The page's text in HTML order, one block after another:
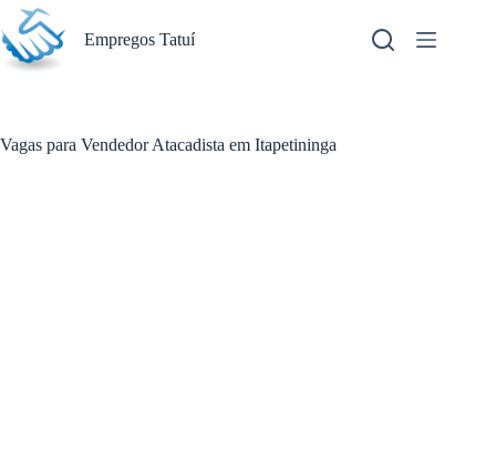
Pular
para
o
conteúdo
Empregos Tatuí
Vagas para Vendedor Atacadista em Itapetininga